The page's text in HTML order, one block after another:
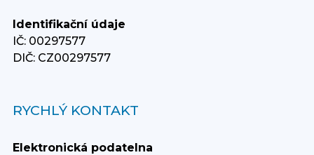
Identifikační údaje
IČ: 00297577
DIČ: CZ00297577
RYCHLÝ KONTAKT
Elektronická podatelna